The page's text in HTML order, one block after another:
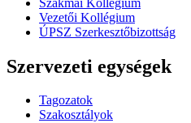
Vezetői Kollégium
ÚPSZ Szerkesztőbizottság
Szervezeti egységek
Tagozatok
Szakosztályok